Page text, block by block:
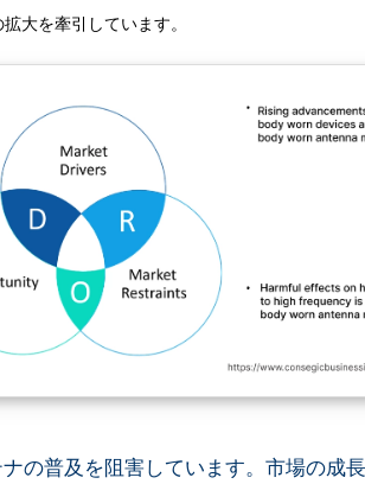
大を牽引しています。
の普及を阻害しています。市場の成長